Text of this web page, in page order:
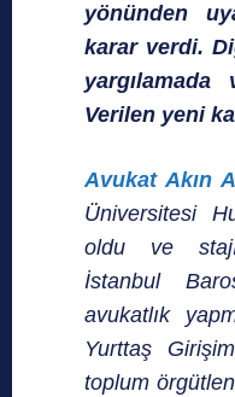
yönünden
karar verdi.
Verilen yeni
Avukat Akın
Üniversitesi
oldu ve
İstanbul
avukatlık
Yurttaş
toplum